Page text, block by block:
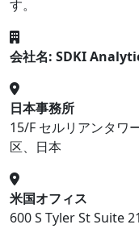
す。
会社名: SDKI
日本事務所
15/F セルリアンタワ
区、日本
米国オフィス
600 S Tyler St Suite